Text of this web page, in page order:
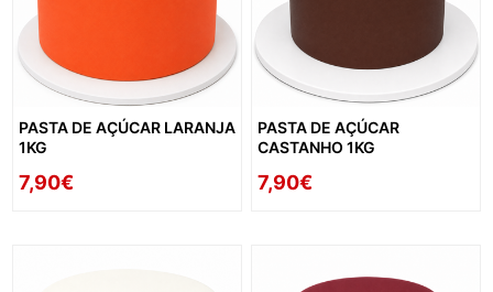
PASTA DE AÇÚCAR LARANJA
1KG
7,90€
PASTA DE AÇÚCAR
CASTANHO 1KG
7,90€